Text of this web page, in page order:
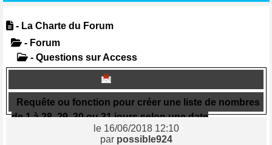
- La Charte du Forum
- Forum
- Questions sur Access
Requête ou fonction pour créer une liste de nombres
de 1 à 28, 29, 30 ou 31 jours selon une date
le 16/06/2018 12:10
par possible924